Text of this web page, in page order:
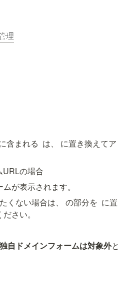
理
含まれる は、
に置き換えてア
URLの場合
が表示されます。
くない場合は、 の部分を に置
さい。
独自ドメインフォームは対象外と